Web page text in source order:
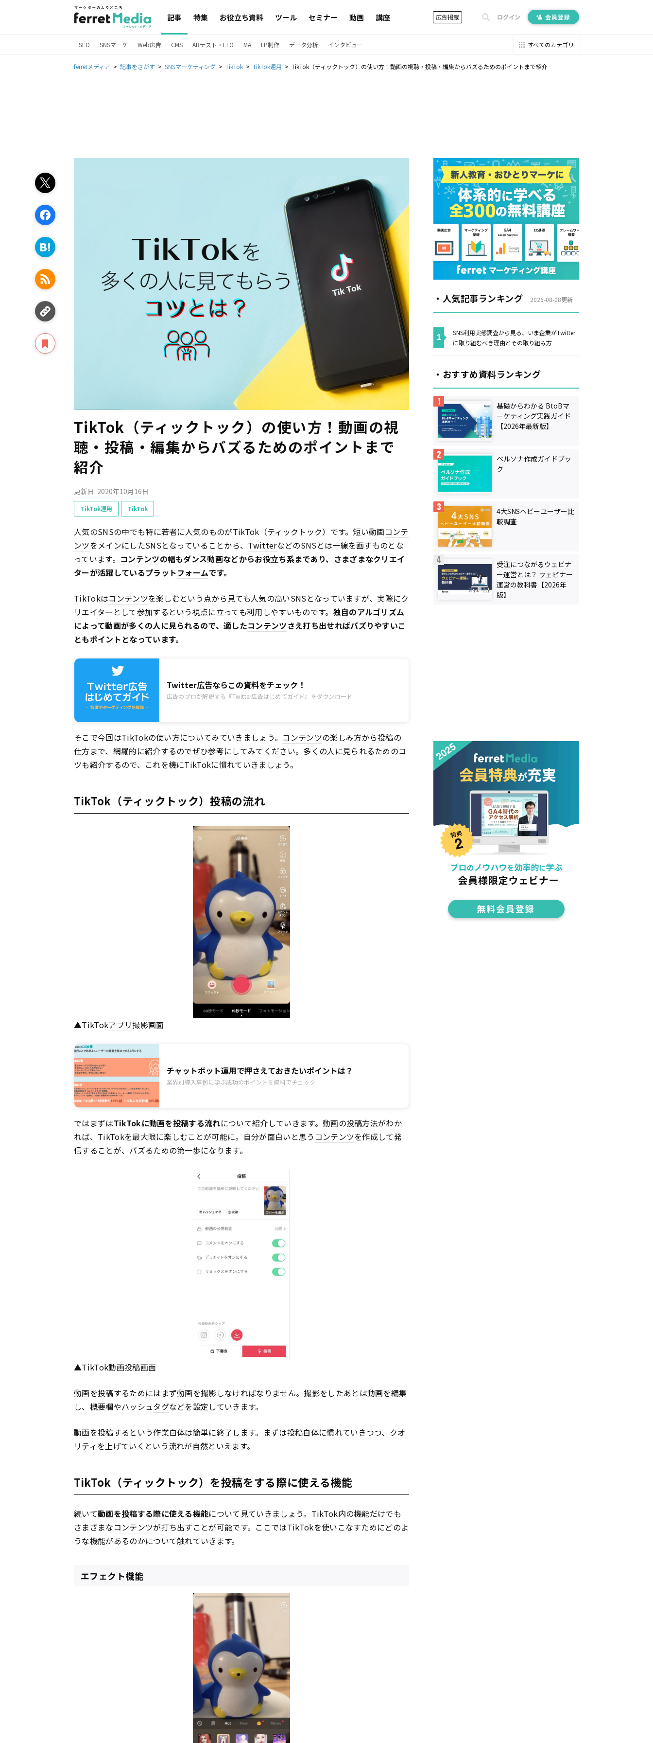
記事 特集 お役立ち資料 ツール セミナー 動画 講座 広告掲載 ログイン 会員登録
SEO SNSマーケ Web広告 CMS ABテスト・EFO MA LP制作 データ分析 インタビュー すべてのカテゴリ
ferretメディア 記事をさがす SNSマーケティング TikTok TikTok運用 TikTok（ティックトック）の使い方！動画の視聴・投稿・編集からバズるためのポイントまで紹介
TikTok（ティックトック）の使い方！動画の視
聴・投稿・編集からバズるためのポイントまで
紹介
更新日: 2020年10月16日
TikTok運用 TikTok
人気のSNSの中でも特に若者に人気のものがTikTok（ティックトック）です。短い動画コンテ
ンツをメインにしたSNSとなっていることから、 TwitterなどのSNSとは一線を画すものとな
っています。 コンテンツの幅もダンス動画などからお役立ち系まであり、さまざまなクリエイ
ターが活躍しているプラットフォームです。
TikTokはコンテンツを楽しむという点から見ても人気の高いSNSとなっていますが、実際にク
リエイターとして参加するという視点に立っても利用しやすいものです。 独自のアルゴリズム
によって動画が多くの人に見られるので、適したコンテンツさえ打ち出せればバズりやすいこ
ともポイントとなっています。
Twitter広告ならこの資料をチェック！
広告のプロが解説する『Twitter広告はじめてガイド』をダウンロード
そこで今回はTikTokの使い方についてみていきましょう。 コンテンツの楽しみ方から投稿の
仕方まで、網羅的に紹介するのでぜひ参考にしてみてください。多くの人に見られるためのコ
ツも紹介するので、これを機にTikTokに慣れていきましょう。
TikTok（ティックトック）投稿の流れ
▲TikTokアプリ撮影画面
チャットボット運用で押さえておきたいポイントは？
業界別導入事例に学ぶ成功のポイントを資料でチェック
ではまずはTikTokに動画を投稿する流れについて紹介していきます。動画の投稿方法がわか
れば、TikTokを最大限に楽しむことが可能に。自分が面白いと思う コンテンツを作成して発
信することが、バズるための第一歩になります。
▲TikTok動画投稿画面
動画を投稿するためにはまず動画を撮影しなければなりません。撮影をしたあとは動画を編集
し、概要欄やハッシュタグなどを設定していきます。
動画を投稿するという作業自体は簡単に終了します。まずは投稿自体に慣れていきつつ、クオ
リティを上げていくという流れが自然といえます。
TikTok（ティックトック）を投稿をする際に使える機能
続いて動画を投稿する際に使える機能について見ていきましょう。TikTok内の機能だけでも
さまざまなコンテンツが打ち出すことが可能です。ここではTikTokを使いこなすためにどのよ
うな機能があるのかについて触れていきます。
エフェクト機能
・人気記事ランキング 2026-08-08更新
SNS利用実態調査から見る、いま企業がTwitter
に取り組むべき理由とその取り組み方
・おすすめ資料ランキング
基礎からわかる BtoBマ
ーケティング実践ガイド
【2026年最新版】
ペルソナ作成ガイドブッ
ク
4大SNSヘビーユーザー比
較調査
受注につながるウェビナ
ー運営とは？ ウェビナー
運営の教科書【2026年
版】